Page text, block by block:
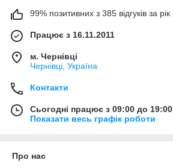
99% позитивних з 385 відгуків за рік
Працює з 16.11.2011
м. Чернівці
Чернівці, Україна
Контакти
Сьогодні працює з 09:00 до 19:00
Показати весь графік роботи
Про нас